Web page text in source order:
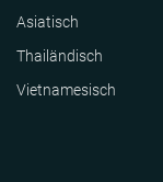
Asiatisch
Thailändisch
Vietnamesisch